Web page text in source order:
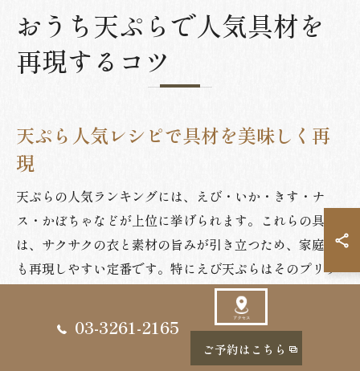
おうち天ぷらで人気具材を
再現するコツ
天ぷら人気レシピで具材を美味しく再
現
天ぷらの人気ランキングには、えび・いか・きす・ナ
ス・かぼちゃなどが上位に挙げられます。これらの具材
は、サクサクの衣と素材の旨みが引き立つため、家庭で
も再現しやすい定番です。特にえび天ぷらはそのプリッ
とした食感と甘みで、子どもから大人まで幅広く人気が
人気レシピを美味しく再現するためには、衣を薄く仕上
03-3261-2165
ご予約はこちら